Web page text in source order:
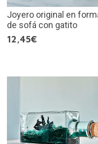
Joyero original en
de sofá con gatito
12,45€